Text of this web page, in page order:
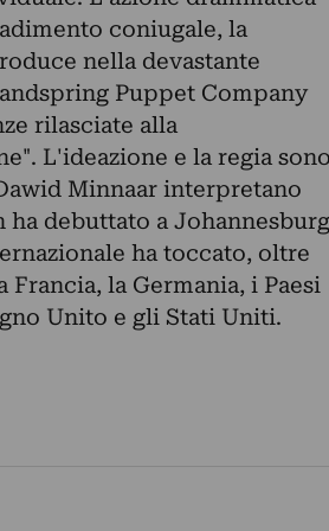
coniugale, la
nella devastante
Puppet Company
rilasciate alla
L'ideazione e la regia
Minnaar interpretano
ha debuttato a Johannesburg
ha toccato, oltre
la Germania, i Paesi
Unito e gli Stati Uniti.